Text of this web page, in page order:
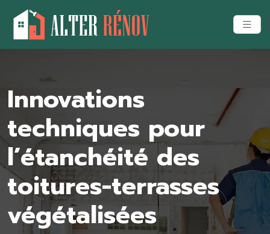
Innovations
techniques pour
l’étanchéité des
toitures-terrasses
végétalisées